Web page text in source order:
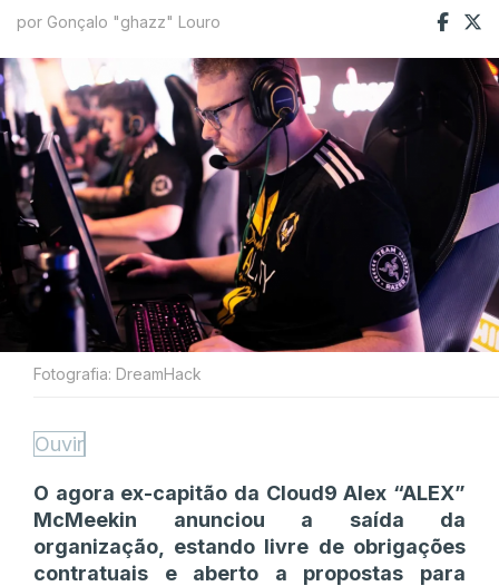
por Gonçalo "ghazz" Louro
Fotografia: DreamHack
Ouvir
O agora ex-capitão da Cloud9 Alex “⁠ALEX⁠”
McMeekin anunciou a saída da
organização, estando livre de obrigações
contratuais e aberto a propostas para